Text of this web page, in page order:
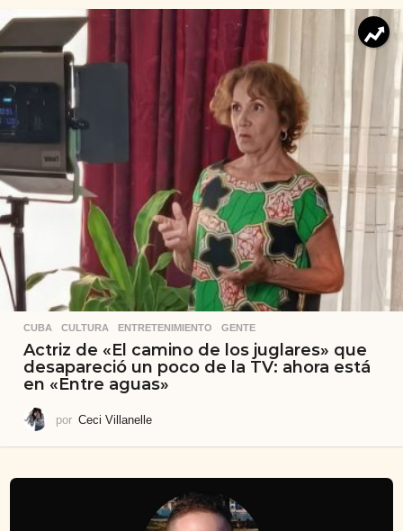
CUBA ,CULTURA ,ENTRETENIMIENTO ,GENTE
Actriz de «El camino de los juglares» que
desapareció un poco de la TV: ahora está
en «Entre aguas»
por Ceci Villanelle